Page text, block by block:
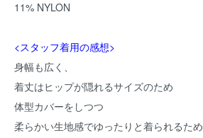
11% NYLON
<スタッフ着用の感想>
身幅も広く、
着丈はヒップが隠れるサイズのため
体型カバーをしつつ
柔らかい生地感でゆったりと着られるため